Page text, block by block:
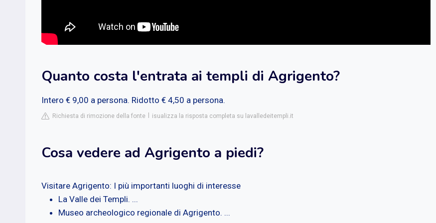
Quanto costa l'entrata ai templi di Agrigento?
Intero € 9,00 a persona. Ridotto € 4,50 a persona.
Richiesta di rimozione della fonte isualizza la risposta completa su lavalledeitempli.it
Cosa vedere ad Agrigento a piedi?
Visitare Agrigento: I più importanti luoghi di interesse
La Valle dei Templi. ...
Museo archeologico regionale di Agrigento. ...